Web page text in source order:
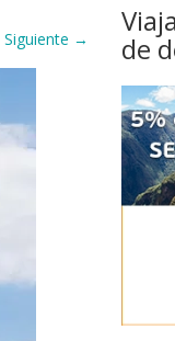
Siguiente → de